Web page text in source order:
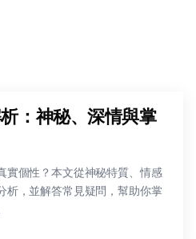
：神秘、深情與掌
實個性？本文從神秘特質、情感
析，並解答常見疑問，幫助你掌